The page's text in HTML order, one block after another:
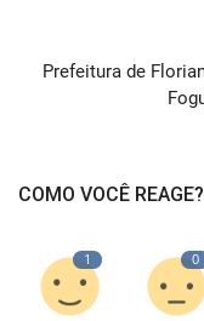
Prefeitura de
COMO VOCÊ REAGE?
1 0